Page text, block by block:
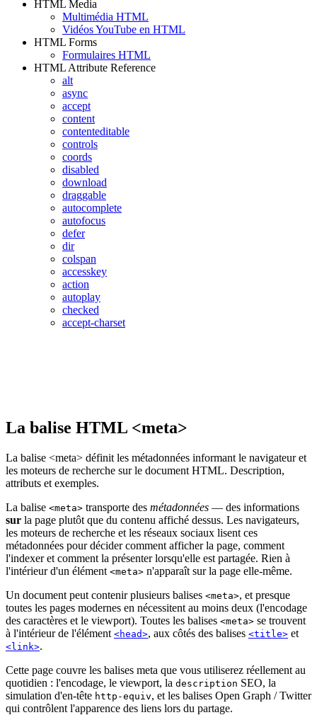
HTML Media
Multimédia HTML
Vidéos YouTube en HTML
HTML Forms
Formulaires HTML
HTML Attribute Reference
alt
async
accept
content
contenteditable
controls
coords
disabled
download
draggable
autocomplete
autofocus
defer
dir
colspan
accesskey
action
autoplay
checked
accept-charset
La balise HTML <meta>
La balise <meta> définit les métadonnées informant le navigateur et
les moteurs de recherche sur le document HTML. Description,
attributs et exemples.
La balise <meta> transporte des métadonnées — des informations
sur la page plutôt que du contenu affiché dessus. Les navigateurs,
les moteurs de recherche et les réseaux sociaux lisent ces
métadonnées pour décider comment afficher la page, comment
l'indexer et comment la présenter lorsqu'elle est partagée. Rien à
l'intérieur d'un élément <meta> n'apparaît sur la page elle-même.
Un document peut contenir plusieurs balises <meta>, et presque
toutes les pages modernes en nécessitent au moins deux (l'encodage
des caractères et le viewport). Toutes les balises <meta> se trouvent
à l'intérieur de l'élément <head>, aux côtés des balises <title> et
<link>.
Cette page couvre les balises meta que vous utiliserez réellement au
quotidien : l'encodage, le viewport, la description SEO, la
simulation d'en-tête http-equiv, et les balises Open Graph / Twitter
qui contrôlent l'apparence des liens lors du partage.